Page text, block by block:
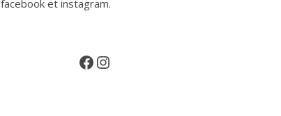
facebook et instagram.
Facebook
Instagram